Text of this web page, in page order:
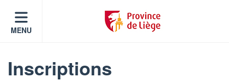
MENU
Inscriptions